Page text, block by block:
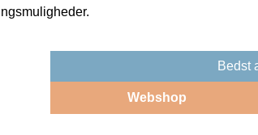
Bedst
Webshop